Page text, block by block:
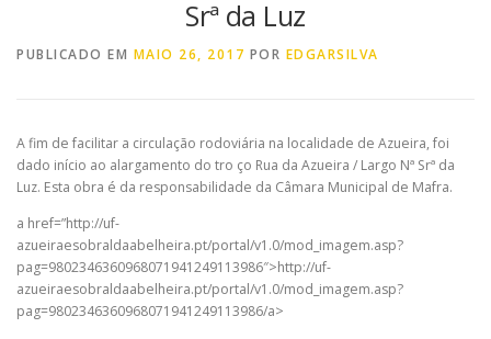
CONCURSOS CONTACTOS
Srª da Luz
PUBLICADO EM MAIO 26, 2017 POR EDGARSILVA
A fim de facilitar a circulação rodoviária na localidade de Azueira, foi
dado início ao alargamento do tro ço Rua da Azueira / Largo Nª Srª da
Luz. Esta obra é da responsabilidade da Câmara Municipal de Mafra.
a href=”http://uf-
azueiraesobraldaabelheira.pt/portal/v1.0/mod_imagem.asp?
pag=9802346360968071941249113986″>http://uf-
azueiraesobraldaabelheira.pt/portal/v1.0/mod_imagem.asp?
pag=9802346360968071941249113986/a>